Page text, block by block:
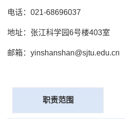
电话：021-68696037
地址：张江科学园6号楼403室
邮箱：yinshanshan@sjtu.edu.cn
职责范围